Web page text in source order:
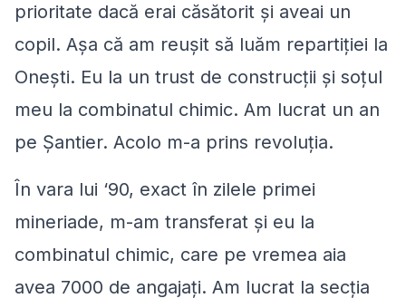
prioritate dacă erai căsătorit şi aveai un
copil. Aşa că am reușit să luăm repartiției la
Oneşti. Eu la un trust de construcții şi soțul
meu la combinatul chimic. Am lucrat un an
pe Șantier. Acolo m-a prins revoluţia.
În vara lui ‘90, exact în zilele primei
mineriade, m-am transferat şi eu la
combinatul chimic, care pe vremea aia
avea 7000 de angajați. Am lucrat la secția